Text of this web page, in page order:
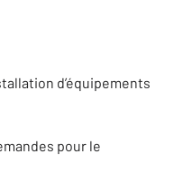
d’équipements
pour le